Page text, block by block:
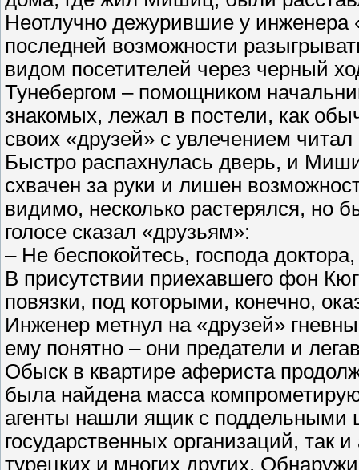
Неотлучно дежурившие у
последней возможности
видом посетителей через черный
Тунебергом – помощником
знакомых, лежал в постели, как
своих «друзей» с увлечением
Быстро распахнулась дверь, и
схвачен за руки и лишен
видимо, несколько растерялся, но
голосе сказал «друзьям»:
– Не беспокойтесь, господа
В присутствии приехавшего фон
повязки, под которыми, конечно,
Инженер метнул на «друзей»
ему понятно – они предатели и
Обыск в квартире афериста
была найдена масса
агенты нашли ящик с поддельными
государственных организаций, так
турецких и многих других.